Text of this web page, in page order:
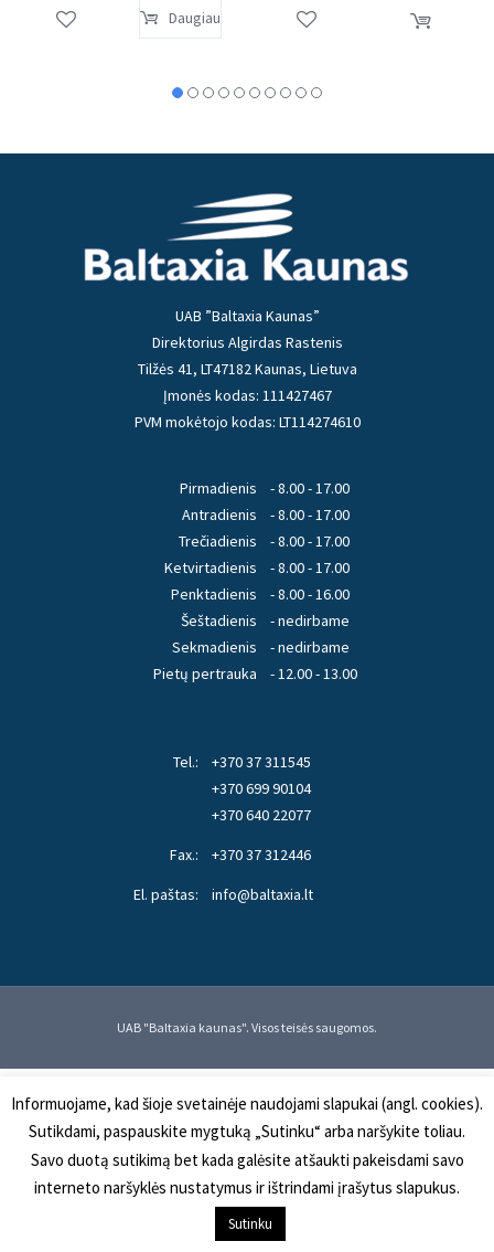
Daugiau
UAB ”Baltaxia Kaunas”
Direktorius Algirdas Rastenis
Tilžės 41, LT47182 Kaunas, Lietuva
Įmonės kodas: 111427467
PVM mokėtojo kodas: LT114274610
Pirmadienis
Antradienis
Trečiadienis
Ketvirtadienis
Penktadienis
Šeštadienis
Sekmadienis
Pietų pertrauka
- 8.00 - 17.00
- 8.00 - 17.00
- 8.00 - 17.00
- 8.00 - 17.00
- 8.00 - 16.00
- nedirbame
- nedirbame
- 12.00 - 13.00
Tel.:
+370 37 311545
+370 699 90104
+370 640 22077
Fax.:
+370 37 312446
El. paštas:
info@baltaxia.lt
UAB "Baltaxia kaunas". Visos teisės saugomos.
Informuojame, kad šioje svetainėje naudojami slapukai (angl. cookies).
Sutikdami, paspauskite mygtuką „Sutinku“ arba naršykite toliau.
Savo duotą sutikimą bet kada galėsite atšaukti pakeisdami savo
interneto naršyklės nustatymus ir ištrindami įrašytus slapukus.
Sutinku